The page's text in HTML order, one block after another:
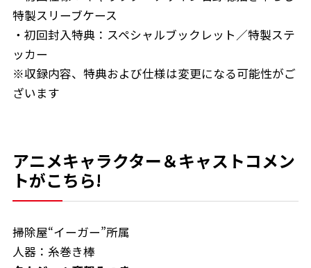
特製スリーブケース
・初回封入特典：スペシャルブックレット／特製ステ
ッカー
※収録内容、特典および仕様は変更になる可能性がご
ざいます
アニメキャラクター＆キャストコメン
トがこちら!
掃除屋“イーガー”所属
人器：糸巻き棒